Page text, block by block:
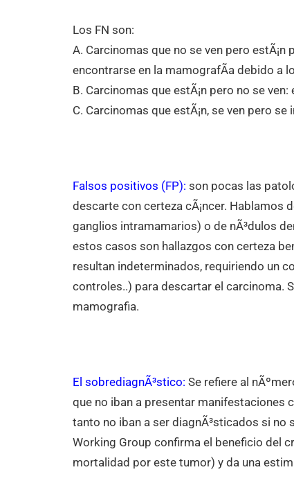
Los FN son:
A. Carcinomas que no se ven pero
encontrarse en la mamografÃ­a debido a
B. Carcinomas que estÃ¡n pero no se
C. Carcinomas que estÃ¡n, se ven pero
Falsos positivos (FP): son pocas las
descarte con certeza cÃ¡ncer. Hablamos
ganglios intramamarios) o de nÃ³dulos
estos casos son hallazgos con certeza
resultan indeterminados, requiriendo un
controles..) para descartar el carcinoma.
mamografia.
El sobrediagnÃ³stico: Se refiere al
que no iban a presentar manifestaciones
tanto no iban a ser diagnÃ³sticados si no
Working Group confirma el beneficio del
mortalidad por este tumor) y da una